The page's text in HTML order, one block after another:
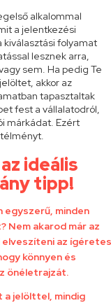
alkalommal
a jelentkezési
folyamat
lesznek arra,
sem. Ha pedig Te
akkor az
tapasztaltak
fest a vállalatodról,
márkádat. Ezért
ideális
tipp!
egyszerű, minden
Nem akarod már az
az ígéretes
könnyen és
önéletrajzát.
a jelölttel, mindig